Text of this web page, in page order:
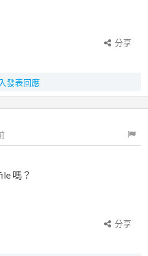
分享
發表回應
嗎？
分享